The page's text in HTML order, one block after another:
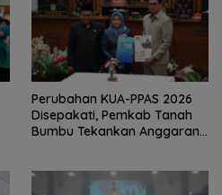
Perubahan KUA-PPAS 2026
Disepakati, Pemkab Tanah
Bumbu Tekankan Anggaran